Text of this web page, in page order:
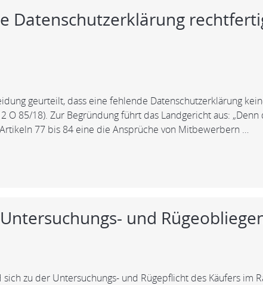
Datenschutzerklärung
geurteilt, dass eine fehlende Datenschutzerklärung
O 85/18). Zur Begründung führt das Landgericht aus:
77 bis 84 eine die Ansprüche von Mitbewerbern …
und
zu der Untersuchungs- und Rügepflicht des Käufers im